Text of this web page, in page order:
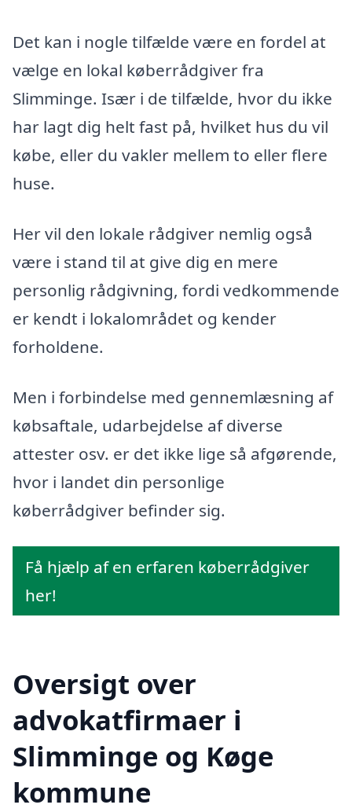
Det kan i nogle tilfælde være en fordel at
vælge en lokal køberrådgiver fra
Slimminge. Især i de tilfælde, hvor du ikke
har lagt dig helt fast på, hvilket hus du vil
købe, eller du vakler mellem to eller flere
huse.
Her vil den lokale rådgiver nemlig også
være i stand til at give dig en mere
personlig rådgivning, fordi vedkommende
er kendt i lokalområdet og kender
forholdene.
Men i forbindelse med gennemlæsning af
købsaftale, udarbejdelse af diverse
attester osv. er det ikke lige så afgørende,
hvor i landet din personlige
køberrådgiver befinder sig.
Få hjælp af en erfaren køberrådgiver
her!
Oversigt over
advokatfirmaer i
Slimminge og Køge
kommune